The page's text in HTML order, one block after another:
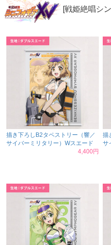
[戦姫絶唱シ
描き下ろしB2タペストリー（響／
サイバーミリタリー）Wスエード
4,400円
描
サ